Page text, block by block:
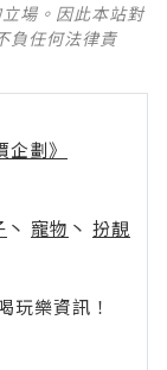
場。因此本站對
負任何法律責
劃》
丶 寵物 丶 扮靚
樂資訊！